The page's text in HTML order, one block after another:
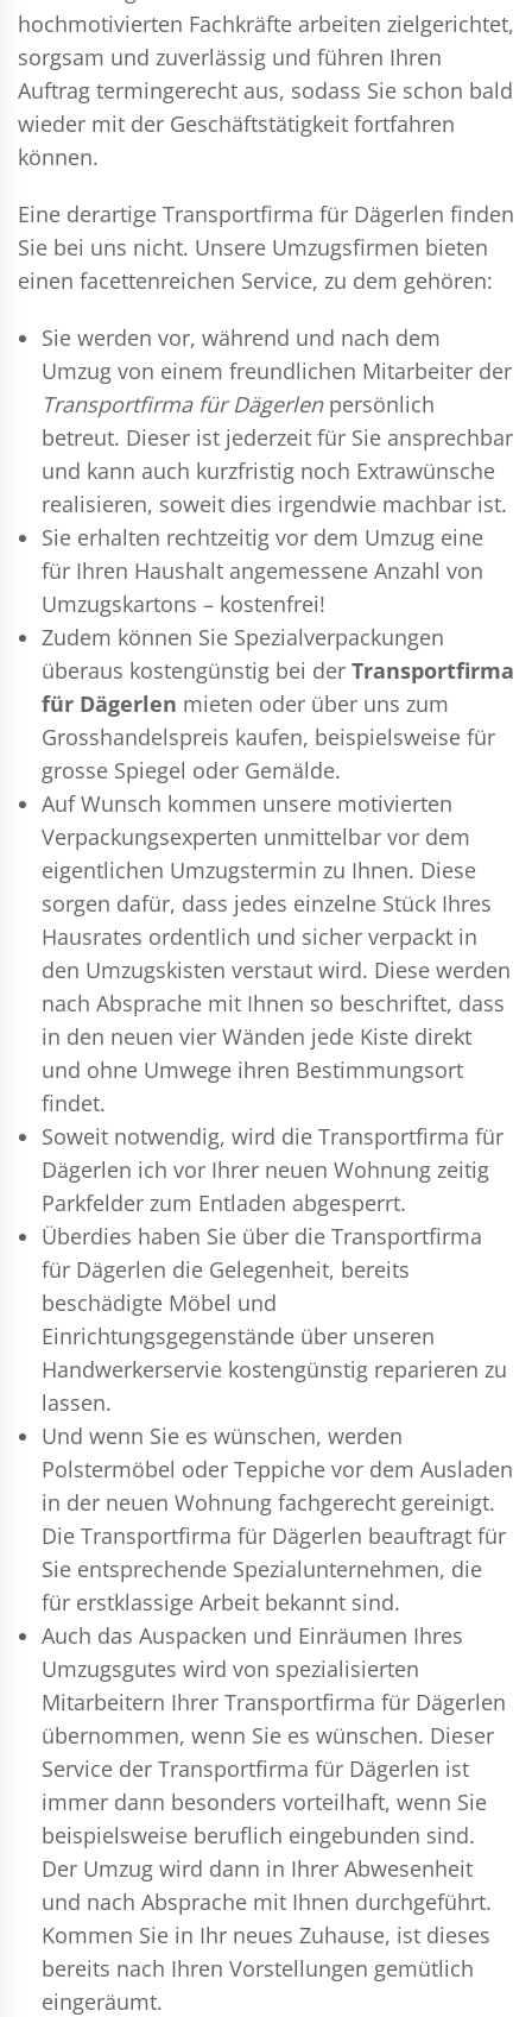
hochmotivierten Fachkräfte arbeiten zielgerichtet,
sorgsam und zuverlässig und führen Ihren
Auftrag termingerecht aus, sodass Sie schon bald
wieder mit der Geschäftstätigkeit fortfahren
können.
Eine derartige Transportfirma für Dägerlen finden
Sie bei uns nicht. Unsere Umzugsfirmen bieten
einen facettenreichen Service, zu dem gehören:
Sie werden vor, während und nach dem
Umzug von einem freundlichen Mitarbeiter der
Transportfirma für Dägerlenpersönlich
betreut. Dieser ist jederzeit für Sie ansprechbar
und kann auch kurzfristig noch Extrawünsche
realisieren, soweit dies irgendwie machbar ist.
Sie erhalten rechtzeitig vor dem Umzug eine
für Ihren Haushalt angemessene Anzahl von
Umzugskartons – kostenfrei!
Zudem können Sie Spezialverpackungen
überaus kostengünstig bei der Transportfirma
für Dägerlen mieten oder über uns zum
Grosshandelspreis kaufen, beispielsweise für
grosse Spiegel oder Gemälde.
Auf Wunsch kommen unsere motivierten
Verpackungsexperten unmittelbar vor dem
eigentlichen Umzugstermin zu Ihnen. Diese
sorgen dafür, dass jedes einzelne Stück Ihres
Hausrates ordentlich und sicher verpackt in
den Umzugskisten verstaut wird. Diese werden
nach Absprache mit Ihnen so beschriftet, dass
in den neuen vier Wänden jede Kiste direkt
und ohne Umwege ihren Bestimmungsort
findet.
Soweit notwendig, wird die Transportfirma für
Dägerlen ich vor Ihrer neuen Wohnung zeitig
Parkfelder zum Entladen abgesperrt.
Überdies haben Sie über die Transportfirma
für Dägerlen die Gelegenheit, bereits
beschädigte Möbel und
Einrichtungsgegenstände über unseren
Handwerkerservie kostengünstig reparieren zu
lassen.
Und wenn Sie es wünschen, werden
Polstermöbel oder Teppiche vor dem Ausladen
in der neuen Wohnung fachgerecht gereinigt.
Die Transportfirma für Dägerlen beauftragt für
Sie entsprechende Spezialunternehmen, die
für erstklassige Arbeit bekannt sind.
Auch das Auspacken und Einräumen Ihres
Umzugsgutes wird von spezialisierten
Mitarbeitern Ihrer Transportfirma für Dägerlen
übernommen, wenn Sie es wünschen. Dieser
Service der Transportfirma für Dägerlen ist
immer dann besonders vorteilhaft, wenn Sie
beispielsweise beruflich eingebunden sind.
Der Umzug wird dann in Ihrer Abwesenheit
und nach Absprache mit Ihnen durchgeführt.
Kommen Sie in Ihr neues Zuhause, ist dieses
bereits nach Ihren Vorstellungen gemütlich
eingeräumt.